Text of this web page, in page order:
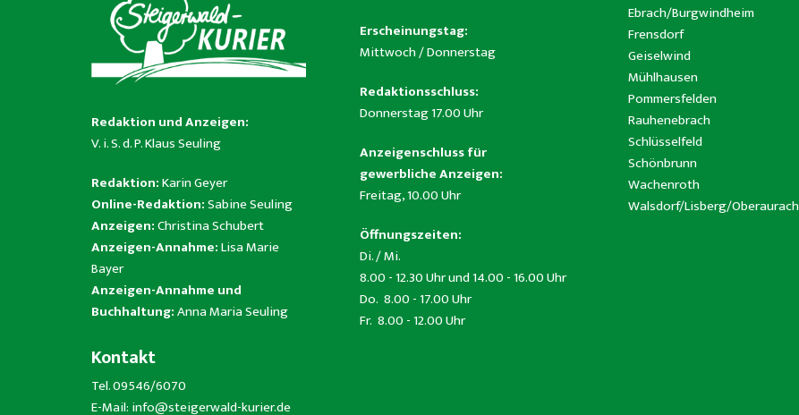
Redaktion und Anzeigen:
V. i. S. d. P. Klaus Seuling
Redaktion:Karin Geyer
Online-Redaktion:Sabine Seuling
Anzeigen:Christina Schubert
Anzeigen-Annahme:Lisa Marie
Bayer
Anzeigen-Annahme und
Buchhaltung:Anna Maria Seuling
Kontakt
Tel. 09546/6070
E-Mail: info@steigerwald-kurier.de
Erscheinungstag:
Mittwoch / Donnerstag
Redaktionsschluss:
Donnerstag 17.00 Uhr
Anzeigenschluss für
gewerbliche Anzeigen:
Freitag, 10.00 Uhr
Öffnungszeiten:
Di. / Mi.
8.00 - 12.30 Uhr und 14.00 - 16.00 Uhr
Do. 8.00 - 17.00 Uhr
Fr. 8.00 - 12.00 Uhr
Ebrach/Burgwindheim
Frensdorf
Geiselwind
Mühlhausen
Pommersfelden
Rauhenebrach
Schlüsselfeld
Schönbrunn
Wachenroth
Walsdorf/Lisberg/Oberaurach